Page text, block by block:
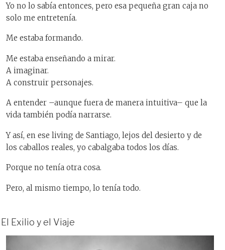
Yo no lo sabía entonces, pero esa pequeña gran caja no
solo me entretenía.
Me estaba formando.
Me estaba enseñando a mirar.
A imaginar.
A construir personajes.
A entender –aunque fuera de manera intuitiva– que la
vida también podía narrarse.
Y así, en ese living de Santiago, lejos del desierto y de
los caballos reales, yo cabalgaba todos los días.
Porque no tenía otra cosa.
Pero, al mismo tiempo, lo tenía todo.
El Exilio y el Viaje